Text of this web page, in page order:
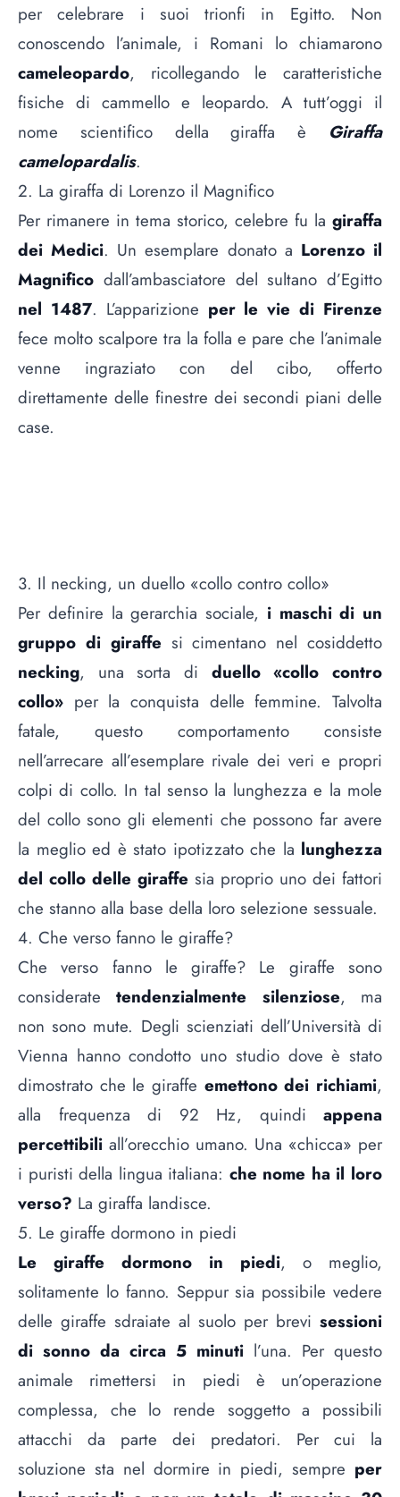
per celebrare i suoi trionfi in Egitto. Non
conoscendo l’animale, i Romani lo chiamarono
cameleopardo, ricollegando le caratteristiche
fisiche di cammello e leopardo. A tutt’oggi il
nome scientifico della giraffa è Giraffa
camelopardalis.
2. La giraffa di Lorenzo il Magnifico
Per rimanere in tema storico, celebre fu la giraffa
dei Medici. Un esemplare donato a Lorenzo il
Magnifico dall’ambasciatore del sultano d’Egitto
nel 1487. L’apparizione per le vie di Firenze
fece molto scalpore tra la folla e pare che l’animale
venne ingraziato con del cibo, offerto
direttamente delle finestre dei secondi piani delle
case.
3. Il necking, un duello «collo contro collo»
Per definire la gerarchia sociale, i maschi di un
gruppo di giraffe si cimentano nel cosiddetto
necking, una sorta di duello «collo contro
collo» per la conquista delle femmine. Talvolta
fatale, questo comportamento consiste
nell’arrecare all’esemplare rivale dei veri e propri
colpi di collo. In tal senso la lunghezza e la mole
del collo sono gli elementi che possono far avere
la meglio ed è stato ipotizzato che la lunghezza
del collo delle giraffe sia proprio uno dei fattori
che stanno alla base della loro selezione sessuale.
4. Che verso fanno le giraffe?
Che verso fanno le giraffe? Le giraffe sono
consideratetendenzialmente silenziose, ma
non sono mute. Degli scienziati dell’Università di
Vienna hanno condotto uno studio dove è stato
dimostrato che le giraffe emettono dei richiami,
alla frequenza di 92 Hz, quindi appena
percettibili all’orecchio umano. Una «chicca» per
i puristi della lingua italiana: che nome ha il loro
verso? La giraffa landisce.
5. Le giraffe dormono in piedi
Le giraffe dormono in piedi, o meglio,
solitamente lo fanno. Seppur sia possibile vedere
delle giraffe sdraiate al suolo per brevi sessioni
di sonno da circa 5 minuti l’una. Per questo
animale rimettersi in piedi è un’operazione
complessa, che lo rende soggetto a possibili
attacchi da parte dei predatori. Per cui la
soluzione sta nel dormire in piedi, sempre per